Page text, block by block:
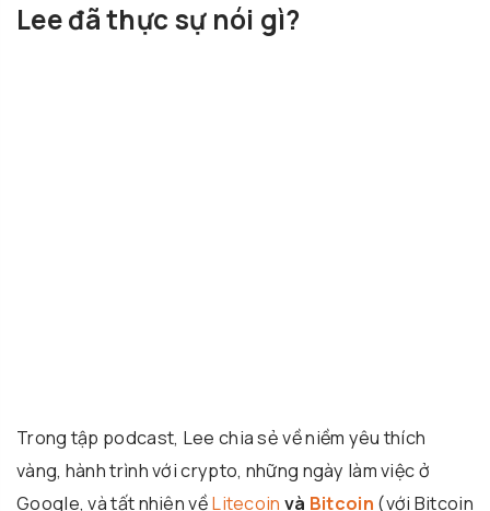
Lee đã thực sự nói gì?
Trong tập podcast, Lee chia sẻ về niềm yêu thích
vàng, hành trình với crypto, những ngày làm việc ở
Google, và tất nhiên vềLitecoin và Bitcoin (với Bitcoin